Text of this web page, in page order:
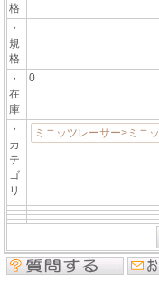
格
・
規
格
・
在
庫
0
・
カ
テ
ゴ
リ
ミニッツレーサー>ミニ